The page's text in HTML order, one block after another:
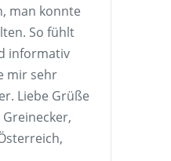
man konnte
So fühlt
informativ
mir sehr
Liebe Grüße